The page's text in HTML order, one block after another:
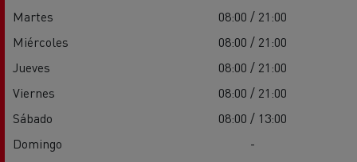
Martes
08:00 / 21:00
Miércoles
08:00 / 21:00
Jueves
08:00 / 21:00
Viernes
08:00 / 21:00
Sábado
08:00 / 13:00
Domingo
-